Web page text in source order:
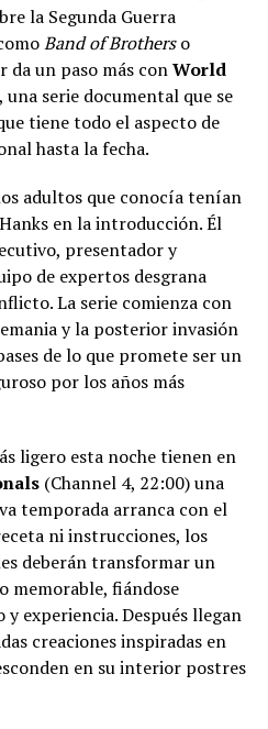
la Segunda Guerra
Band of Brotherso
da un paso más conWorld
, una serie documental que se
tiene todo el aspecto de
hasta la fecha.
adultos que conocía tenían
en la introducción. Él
presentador y
de expertos desgrana
La serie comienza con
y la posterior invasión
de lo que promete ser un
por los años más
ligero esta noche tienen en
(Channel 4, 22:00) una
temporada arranca con el
ni instrucciones, los
deberán transformar un
memorable, fiándose
experiencia. Después llegan
creaciones inspiradas en
en su interior postres